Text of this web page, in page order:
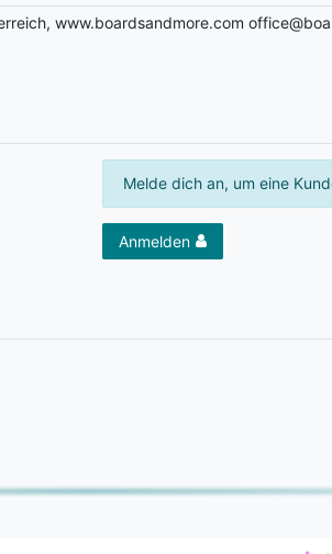
www.boardsandmore.com
Melde dich an, um eine
Anmelden